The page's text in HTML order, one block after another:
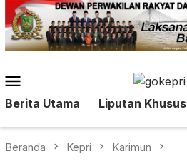
Loncat
ke
konten
Mobile
Berita Utama Liputan Khusus
Beranda Kepri Karimun